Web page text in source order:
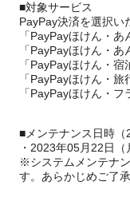
■対象サービス
PayPay決済を選択い
「PayPayほけん・
「PayPayほけん・あ
「PayPayほけん・宿
「PayPayほけん・旅
「PayPayほけん・フ
■メンテナンス日時（
・2023年05月22日
※システムメンテナ
す。あらかじめご了承